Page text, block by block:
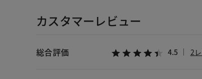
カスタマーレビュー
総合評価 4.5 2